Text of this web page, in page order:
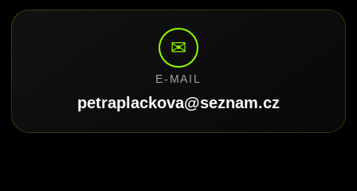
✉
E-MAIL
petraplackova@seznam.cz